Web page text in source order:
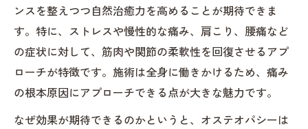
ンスを整えつつ自然治癒力を高めることが期待できま
す。特に、ストレスや慢性的な痛み、肩こり、腰痛など
の症状に対して、筋肉や関節の柔軟性を回復させるアプ
ローチが特徴です。施術は全身に働きかけるため、痛み
の根本原因にアプローチできる点が大きな魅力です。
なぜ効果が期待できるのかというと、オステオパシーは